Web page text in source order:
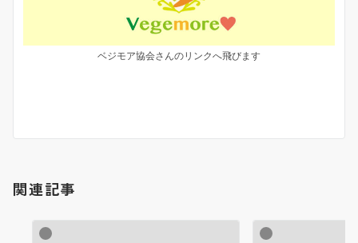
ベジモア協会さんのリンクへ飛びます
関連記事